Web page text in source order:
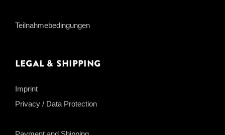
Teilnahmebedingungen
Legal & Shipping
Imprint
Privacy / Data Protection